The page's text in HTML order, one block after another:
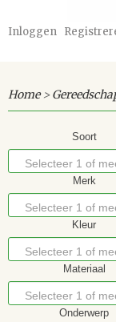
Inloggen
Home>
Soort
Selecteer 1 of
opties
Merk
Selecteer 1 of
opties
Kleur
Selecteer 1 of
opties
Materiaal
Selecteer 1 of
opties
Onderwerp